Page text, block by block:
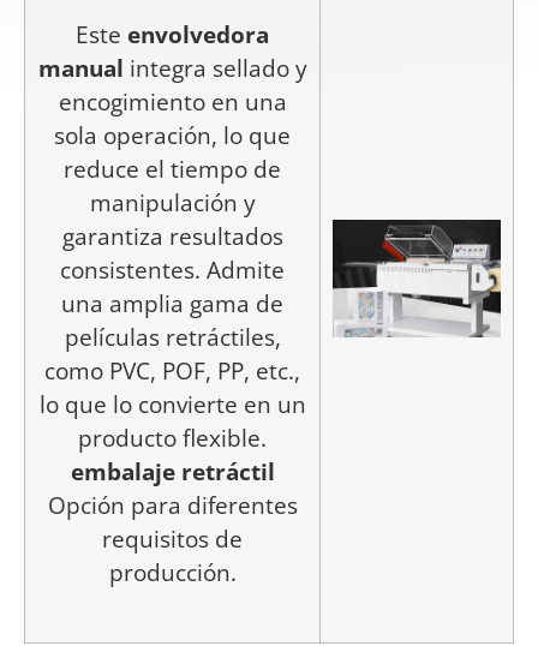
Este envolvedora
manual integra sellado y
encogimiento en una
sola operación, lo que
reduce el tiempo de
manipulación y
garantiza resultados
consistentes. Admite
una amplia gama de
películas retráctiles,
como PVC, POF, PP, etc.,
lo que lo convierte en un
producto flexible.
embalaje retráctil
Opción para diferentes
requisitos de
producción.